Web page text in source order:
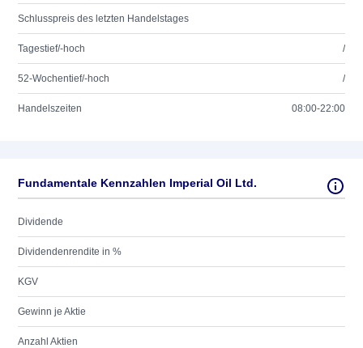
Schlusspreis des letzten Handelstages
Tagestief/-hoch /
52-Wochentief/-hoch /
Handelszeiten 08:00-22:00
Fundamentale Kennzahlen Imperial Oil Ltd.
Dividende
Dividendenrendite in %
KGV
Gewinn je Aktie
Anzahl Aktien